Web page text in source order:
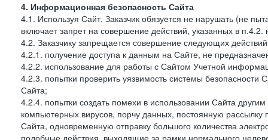
4. Информационная безопасность Сайта
4.1. Используя Сайт, Заказчик обязуется не нарушать (не
включает запрет на совершение действий, указанных в
4.2. Заказчику запрещается совершение следующих
4.2.1. получение доступа к данным на Сайте, не
4.2.2. использование для работы с Сайтом Учетной
4.2.3. попытки проверить уязвимость системы
Сайта;
4.2.4. попытки создать помехи в использовании Сайта
компьютерных вирусов, порчу данных, постоянную
Сайта, одновременную отправку большого количества
подобные действия, выходящие за рамки нормального